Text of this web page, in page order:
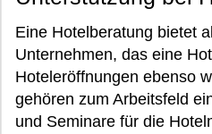
Eine Hotelberatung bietet
Unternehmen, das eine
Hoteleröffnungen ebenso
gehören zum Arbeitsfeld
und Seminare für die